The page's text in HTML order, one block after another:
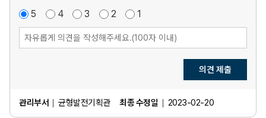
매
우
만
족
5
만
족
4점
보
통
3
불
만
족
2
매
우
불
만
1
의견 제출
관리부서 균형발전기획관 최종 수정일 2023-02-20